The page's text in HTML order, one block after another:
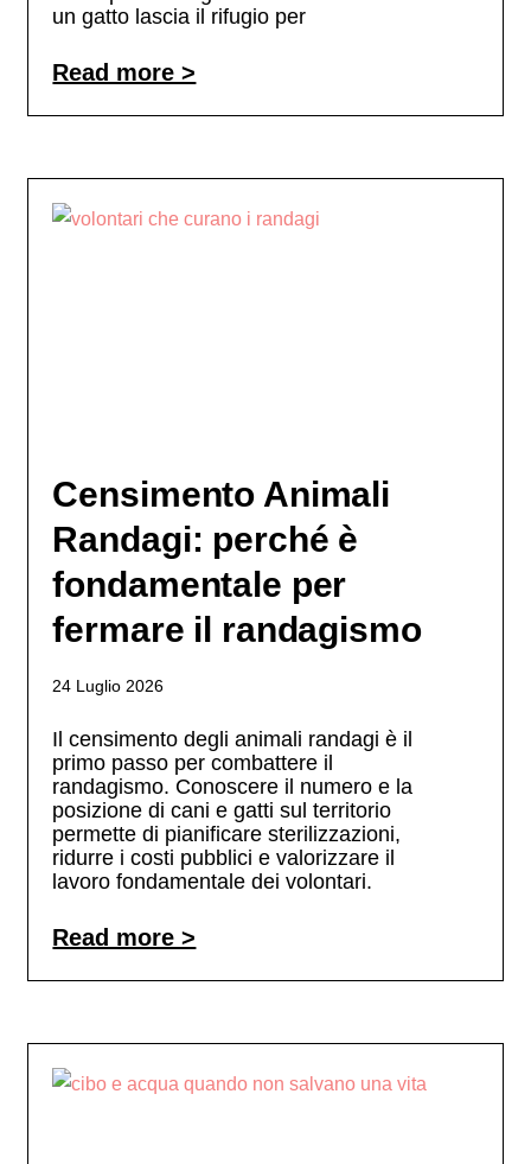
un gatto lascia il rifugio per
Read more >
Censimento Animali
Randagi: perché è
fondamentale per
fermare il randagismo
24 Luglio 2026
Il censimento degli animali randagi è il
primo passo per combattere il
randagismo. Conoscere il numero e la
posizione di cani e gatti sul territorio
permette di pianificare sterilizzazioni,
ridurre i costi pubblici e valorizzare il
lavoro fondamentale dei volontari.
Read more >